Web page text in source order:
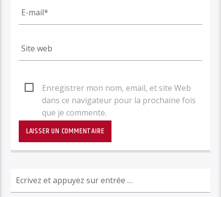
Enregistrer mon nom, email, et site Web
dans ce navigateur pour la prochaine fois
que je commente.